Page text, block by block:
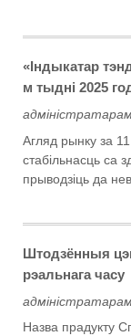
«Індыкатар
м тыдні 2025
Агляд рынку за
стабільнасць са
прыводзіць да
Штодзённыя
рэальнага часу
Назва прадукту